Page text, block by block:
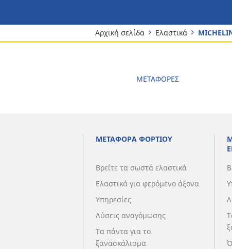
Αρχική σελίδα Ελαστικά
ΜΕΤΑΦΟΡΕΣ
ΜΕΤΑΦΟΡΑ ΦΟΡΤΙΟΥ
Βρείτε τα σωστά ελαστικά
Ελαστικά για φερόμενο άξονα
Υπηρεσίες
Λύσεις αναγόμωσης
Τα πάντα για το
ξανασκάλισμα